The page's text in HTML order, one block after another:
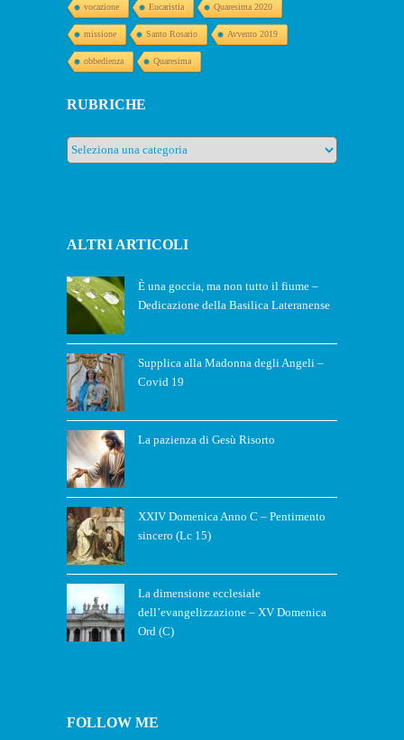
vocazione Eucaristia Quaresima 2020
missione Santo Rosario Avvento 2019
obbedienza Quaresima
RUBRICHE
Rubriche
ALTRI ARTICOLI
È una goccia, ma non tutto il fiume –
Dedicazione della Basilica Lateranense
Supplica alla Madonna degli Angeli –
Covid 19
La pazienza di Gesù Risorto
XXIV Domenica Anno C – Pentimento
sincero (Lc 15)
La dimensione ecclesiale
dell’evangelizzazione – XV Domenica
Ord (C)
FOLLOW ME